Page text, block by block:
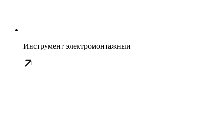
Инструмент электромонтажный